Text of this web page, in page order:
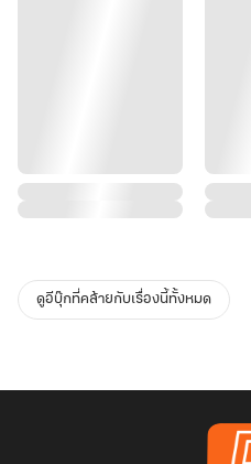
ดูอีบุ๊กที่คล้ายกับเรื่องนี้ทั้งหมด